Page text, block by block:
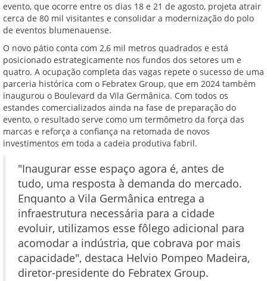
evento, que ocorre entre os dias 18 e 21 de agosto, projeta atrair
cerca de 80 mil visitantes e consolidar a modernização do polo
de eventos blumenauense.
O novo pátio conta com 2,6 mil metros quadrados e está
posicionado estrategicamente nos fundos dos setores um e
quatro. A ocupação completa das vagas repete o sucesso de uma
parceria histórica com o Febratex Group, que em 2024 também
inaugurou o Boulevard da Vila Germânica. Com todos os
estandes comercializados ainda na fase de preparação do
evento, o resultado serve como um termômetro da força das
marcas e reforça a confiança na retomada de novos
investimentos em toda a cadeia produtiva fabril.
"Inaugurar esse espaço agora é, antes de
tudo, uma resposta à demanda do mercado.
Enquanto a Vila Germânica entrega a
infraestrutura necessária para a cidade
evoluir, utilizamos esse fôlego adicional para
acomodar a indústria, que cobrava por mais
capacidade", destaca Helvio Pompeo Madeira,
diretor-presidente do Febratex Group.